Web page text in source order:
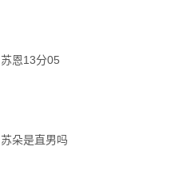
苏恩13分05
苏朵是直男吗